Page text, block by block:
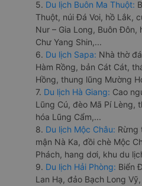
5. Du lịch Buôn Ma Thuột:
Thuột, núi Đá Voi, hồ Lắk,
Nur – Gia Long, Buôn Đôn,
Chư Yang Shin,...
6. Du lịch Sapa: Nhà thờ
Hàm Rồng, bản Cát Cát,
Hồng, thung lũng Mường
7. Du lịch Hà Giang: Cao
Lũng Cú, đèo Mã Pí Lèng,
hóa Lũng Cẩm,...
8. Du lịch Mộc Châu: Rừng
mận Nà Ka, đồi chè Mộc
Phách, hang dơi, khu du
9. Du lịch Hải Phòng: Biển
Lan Hạ, đảo Bạch Long